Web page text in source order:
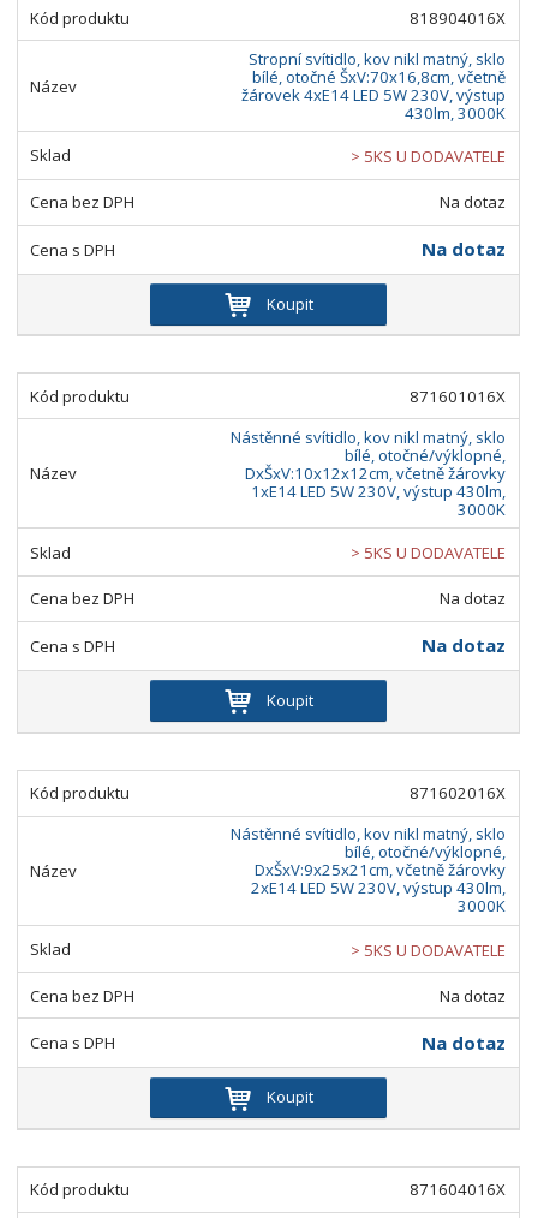
818904016X
Stropní svítidlo, kov nikl matný, sklo
bílé, otočné ŠxV:70x16,8cm, včetně
žárovek 4xE14 LED 5W 230V, výstup
430lm, 3000K
> 5KS U DODAVATELE
Na dotaz
Na dotaz
Koupit
871601016X
Nástěnné svítidlo, kov nikl matný, sklo
bílé, otočné/výklopné,
DxŠxV:10x12x12cm, včetně žárovky
1xE14 LED 5W 230V, výstup 430lm,
3000K
> 5KS U DODAVATELE
Na dotaz
Na dotaz
Koupit
871602016X
Nástěnné svítidlo, kov nikl matný, sklo
bílé, otočné/výklopné,
DxŠxV:9x25x21cm, včetně žárovky
2xE14 LED 5W 230V, výstup 430lm,
3000K
> 5KS U DODAVATELE
Na dotaz
Na dotaz
Koupit
871604016X